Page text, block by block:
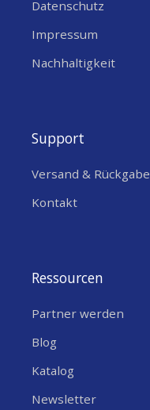
Interne Montageplatten
Wandhalterung
Montageschrauben
Dokumentation
Datenschutz
Impressum
Nachhaltigkeit
Support
Versand & Rückgabe
Kontakt
Ressourcen
Partner werden
Blog
Katalog
Newsletter